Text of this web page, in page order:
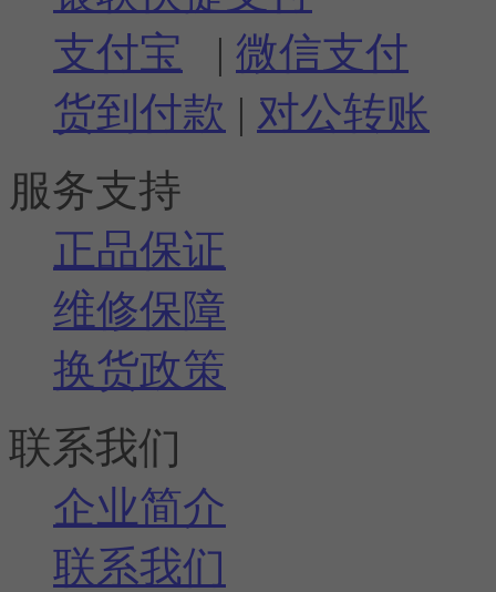
支付宝 | 微信支付
货到付款 | 对公转账
服务支持
正品保证
维修保障
换货政策
联系我们
企业简介
联系我们